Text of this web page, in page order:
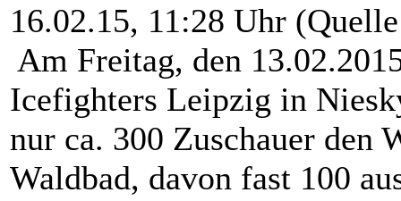
16.02.15, 11:28 Uhr
Am Freitag, den
Icefighters Leipzig in
nur ca. 300 Zuschauer den
Waldbad, davon fast 100